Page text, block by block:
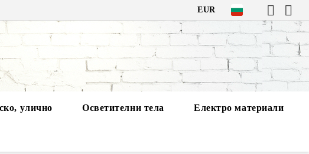
EUR
улично Осветителни тела Електро материали